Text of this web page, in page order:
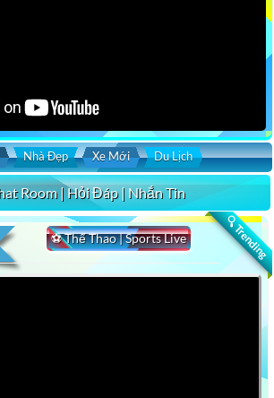
Nhà Đẹp Xe Mới Du Lịch
Room | Hỏi Đáp | Nhắn Tin
🔍 Trending
⚽ Thể Thao | Sports Live